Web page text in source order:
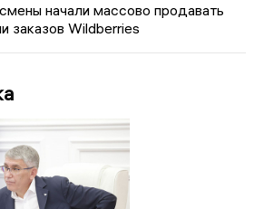
начали массово продавать
заказов Wildberries